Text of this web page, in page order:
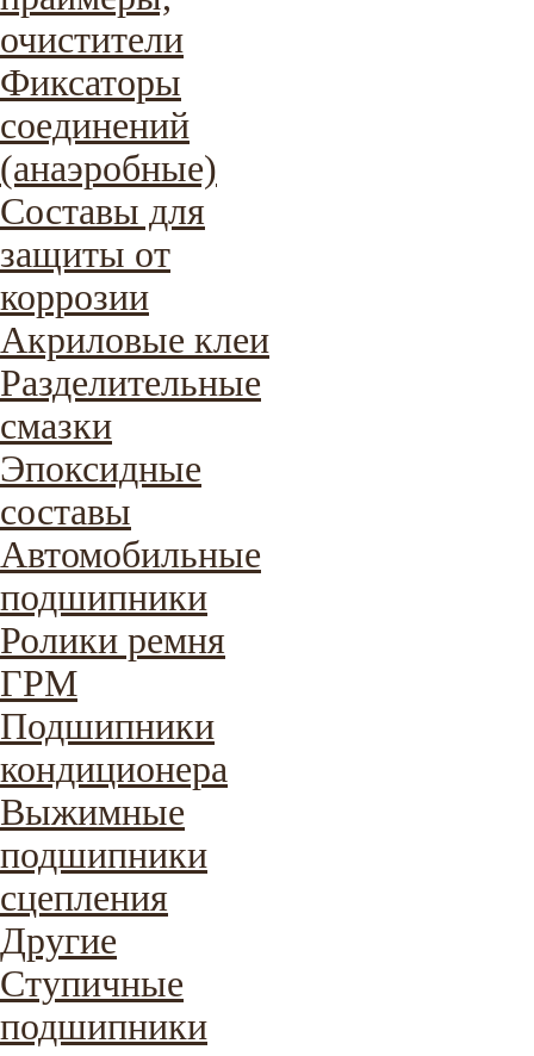
очистители
Фиксаторы
соединений
(анаэробные)
Составы для
защиты от
коррозии
Акриловые клеи
Разделительные
смазки
Эпоксидные
составы
Автомобильные
подшипники
Ролики ремня
ГРМ
Подшипники
кондиционера
Выжимные
подшипники
сцепления
Другие
Ступичные
подшипники